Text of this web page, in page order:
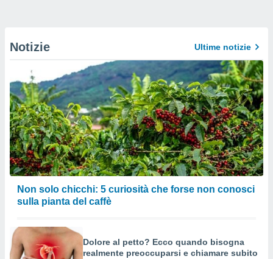
Notizie Ultime notizie
Non solo chicchi: 5 curiosità che forse non conosci
sulla pianta del caffè
Dolore al petto? Ecco quando bisogna
realmente preoccuparsi e chiamare subito